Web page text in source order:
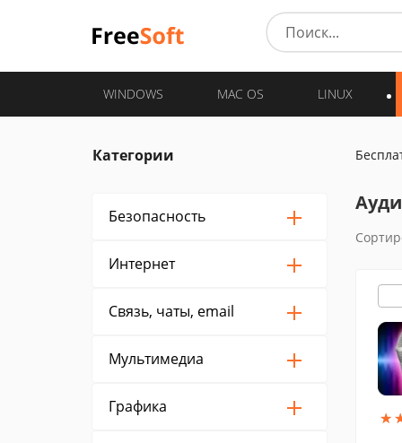
WINDOWS MAC OS LINUX
Категории
Безопасность
Интернет
Связь, чаты, email
Мультимедиа
Графика
★
★